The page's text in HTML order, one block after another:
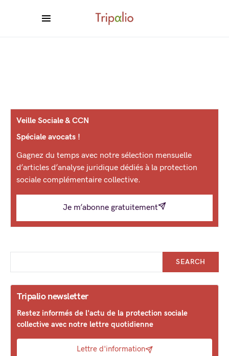
Veille Sociale & CCN
Spéciale avocats !
Gagnez du temps avec notre sélection mensuelle
d’articles d’analyse juridique dédiés à la protection
sociale complémentaire collective.
Je m’abonne gratuitement
SEARCH
Tripalio newsletter
Restez informés de l'actu de la protection sociale
collective avec notre lettre quotidienne
Lettre d'information